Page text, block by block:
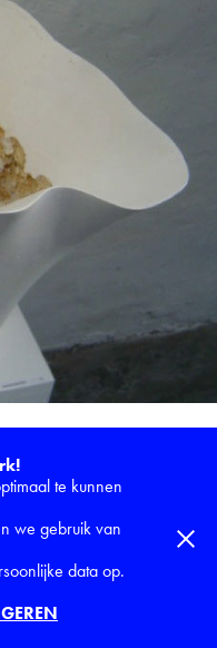
(BE) 0599.759.710 -
te kunnen
we gebruik van
data op.